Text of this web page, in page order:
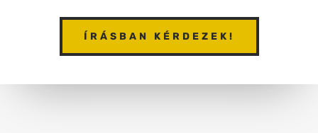
ÍRÁSBAN KÉRDEZEK!